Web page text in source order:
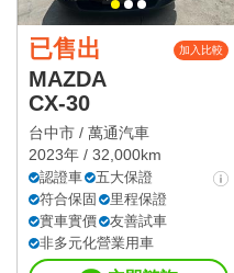
已售出 加入比較
MAZDA
CX-30
台中市 / 萬通汽車
2023年 / 32,000km
認證車
五大保證
符合保固
里程保證
實車實價
友善試車
非多元化營業用車